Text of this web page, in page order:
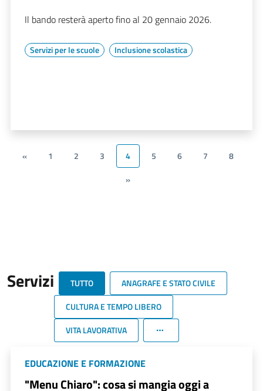
Il bando resterà aperto fino al 20 gennaio 2026.
Servizi per le scuole Inclusione scolastica
« 1 2 3 4 5 6 7
8
»
Servizi TUTTO
ANAGRAFE E STATO CIVILE
CULTURA E TEMPO LIBERO
VITA LAVORATIVA
EDUCAZIONE E FORMAZIONE
"Menu Chiaro": cosa si mangia oggi a